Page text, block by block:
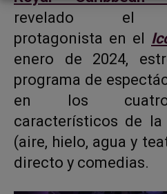
revelado el
protagonista en el
enero de 2024,
programa de
en los cuatro
característicos de
(aire, hielo, agua y
directo y comedias.